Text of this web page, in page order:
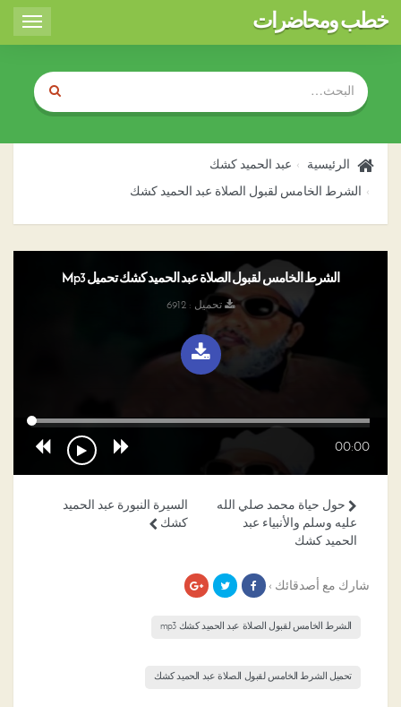
Toggle
خطب ومحاضرات
الرئيسية عبد الحميد كشك
الشرط الخامس لقبول الصلاة عبد الحميد كشك
الشرط الخامس لقبول الصلاة عبد الحميد كشك تحميل Mp3
تحميل : 6912
00:00
السيرة النبورة عبد الحميد
كشك
حول حياة محمد صلي الله
عليه وسلم والأنبياء عبد
الحميد كشك
شارك مع أصدقائك ›
الشرط الخامس لقبول الصلاة عبد الحميد كشك mp3
تحميل الشرط الخامس لقبول الصلاة عبد الحميد كشك